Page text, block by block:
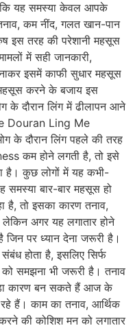
यह समस्या केवल आपके
कम नींद, गलत खान-पान
इस तरह की परेशानी महसूस
में सही जानकारी,
इसमें काफी सुधार महसूस
महसूस करने के बजाय इस
के दौरान लिंग में ढीलापन आने
Douran Ling Me
के दौरान लिंग पहले की तरह
कम होने लगती है, तो इसे
है। कुछ लोगों में यह कभी-
बार-बार महसूस हो
है, तो इसका कारण तनाव,
अगर यह लगातार होने
पर ध्यान देना जरूरी है।
होता है, इसलिए सिर्फ
समझना भी जरूरी है। तनाव
कारण बन सकते हैं आज के
हैं। काम का तनाव, आर्थिक
की कोशिश मन को लगातार